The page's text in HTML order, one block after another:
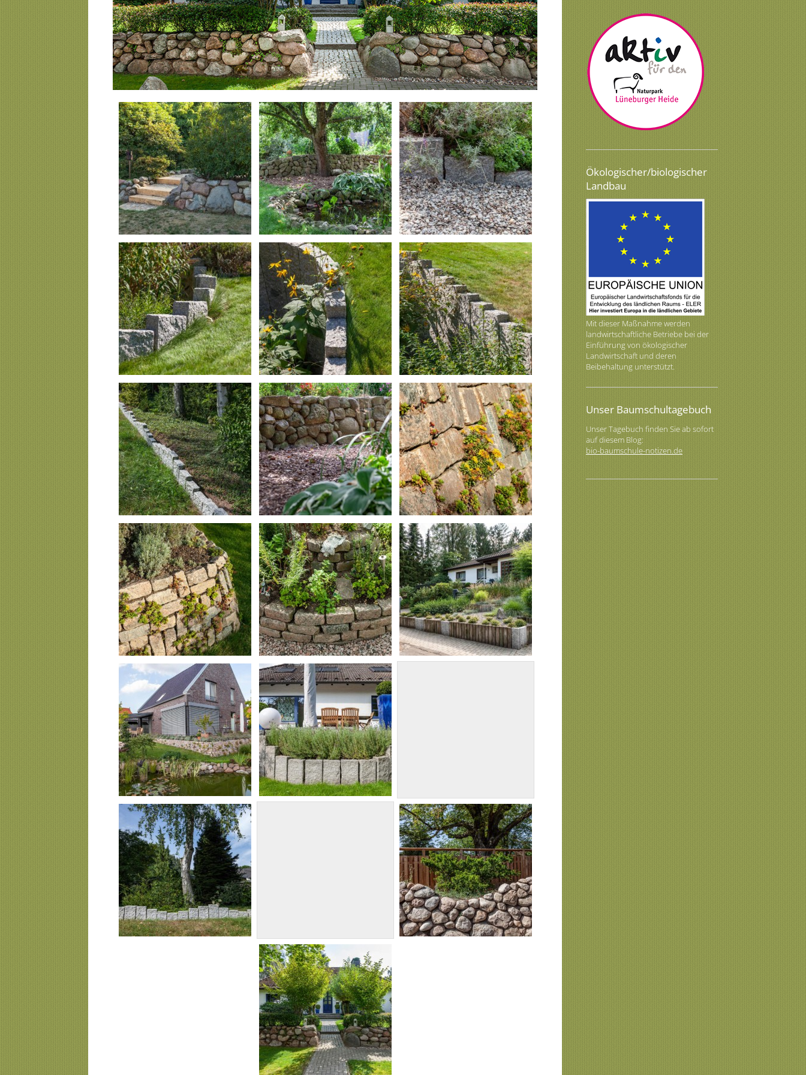
Ökologischer/biologischer
Landbau
Mit dieser Maßnahme werden
landwirtschaftliche Betriebe bei der
Einführung von ökologischer
Landwirtschaft und deren
Beibehaltung unterstützt.
Unser Baumschultagebuch
Unser Tagebuch finden Sie ab sofort
auf diesem Blog:
bio-baumschule-notizen.de